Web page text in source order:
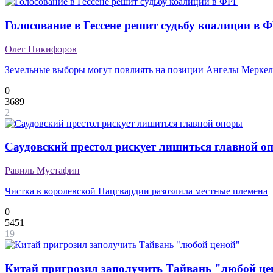
Голосование в Гессене решит судьбу коалиции в
Олег Никифоров
Земельные выборы могут повлиять на позиции Ангелы
0
3689
2
Саудовский престол рискует лишиться главной
Равиль Мустафин
Чистка в королевской Нацгвардии разозлила местные племена
0
5451
19
Китай пригрозил заполучить Тайвань "любой